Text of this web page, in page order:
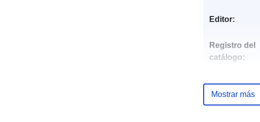
Editor:
Registro del
catálogo:
Mostrar más